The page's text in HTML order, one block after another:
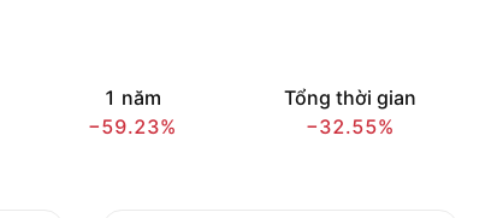
1 năm
−59.23%
Tổng thời gian
−32.55%